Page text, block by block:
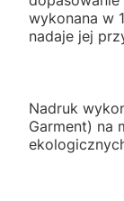
wykonana w
nadaje jej
Nadruk
Garment) na